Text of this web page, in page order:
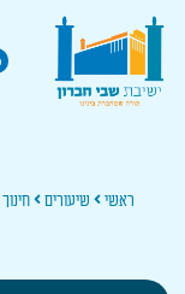
ראשי שיעורים חינוך